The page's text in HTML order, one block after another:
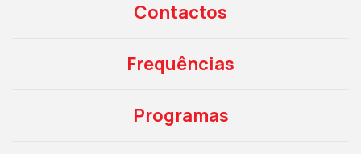
Contactos
Frequências
Programas